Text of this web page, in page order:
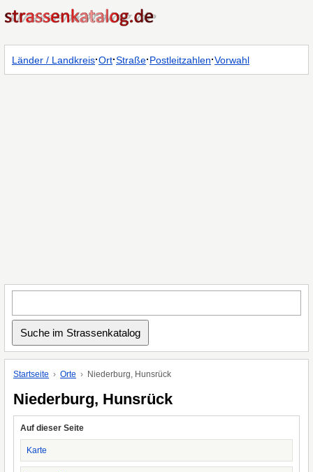
Länder / Landkreis·Ort·Straße·Postleitzahlen·Vorwahl
Startseite Orte Niederburg, Hunsrück
Niederburg, Hunsrück
Auf dieser Seite
Karte